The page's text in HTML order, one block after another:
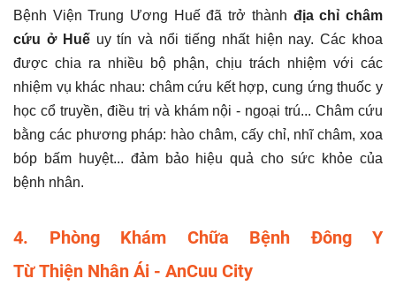
Bệnh Viện Trung Ương Huế đã trở thành địa chỉ châm
cứu ở Huếuy tín và nổi tiếng nhất hiện nay. Các khoa
được chia ra nhiều bộ phận, chịu trách nhiệm với các
nhiệm vụ khác nhau: châm cứu kết hợp, cung ứng thuốc y
học cổ truyền, điều trị và khám nội - ngoại trú... Châm cứu
bằng các phương pháp: hào châm, cấy chỉ, nhĩ châm, xoa
bóp bấm huyệt... đảm bảo hiệu quả cho sức khỏe của
bệnh nhân.
4. Phòng Khám Chữa Bệnh Đông Y
Từ Thiện Nhân Ái - AnCuu City